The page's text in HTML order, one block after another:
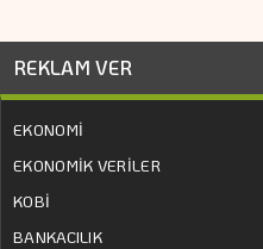
REKLAM VER
EKONOMİ
EKONOMİK VERİLER
KOBİ
BANKACILIK